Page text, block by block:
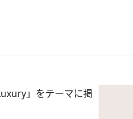
」をテーマに掲